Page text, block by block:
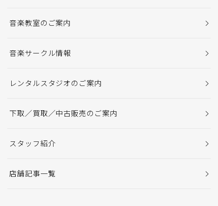
音楽教室のご案内
音楽サークル情報
レンタルスタジオのご案内
下取／買取／中古販売のご案内
スタッフ紹介
店舗記事一覧